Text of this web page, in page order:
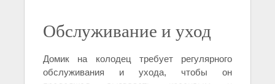
Обслуживание и уход
Домик на колодец требует регулярного
обслуживания и ухода, чтобы он